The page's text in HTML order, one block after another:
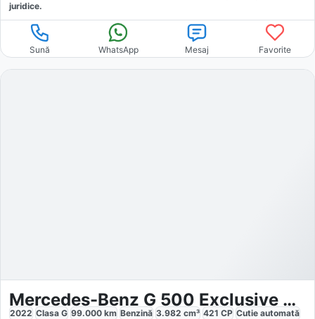
juridice.
Sună WhatsApp Mesaj Favorite
Mercedes-Benz G 500 Exclusive AMG
2022 Clasa G 99.000 km Benzină 3.982 cm³ 421 CP Cutie automată